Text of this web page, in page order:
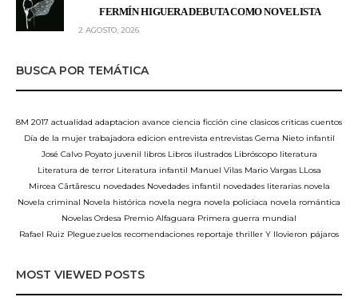
FERMÍN HIGUERA DEBUTA COMO NOVELISTA
2 AGOSTO, 2026
BUSCA POR TEMÁTICA
8M 2017 actualidad adaptacion avance ciencia ficción cine clasicos criticas cuentos
Día de la mujer trabajadora edicion entrevista entrevistas Gema Nieto infantil
José Calvo Poyato juvenil libros Libros ilustrados Libróscopo literatura
Literatura de terror Literatura infantil Manuel Vilas Mario Vargas LLosa
Mircea Cărtărescu novedades Novedades infantil novedades literarias novela
Novela criminal Novela histórica novela negra novela policiaca novela romántica
Novelas Ordesa Premio Alfaguara Primera guerra mundial
Rafael Ruiz Pleguezuelos recomendaciones reportaje thriller Y llovieron pájaros
MOST VIEWED POSTS